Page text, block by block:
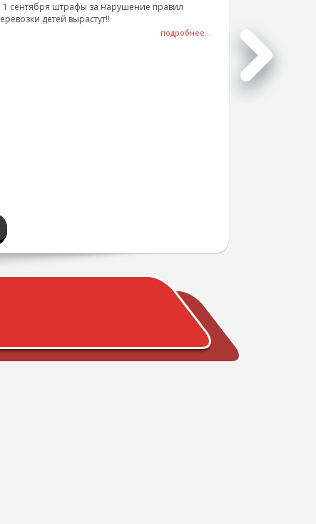
1 сентября штрафы за нарушение правил
детей вырастут!!
подробнее...